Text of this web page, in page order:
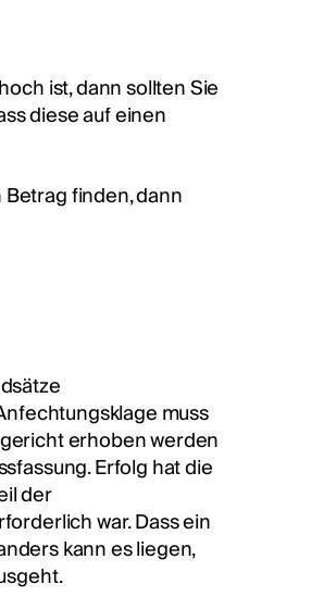
ist, dann sollten Sie
diese auf einen
finden, dann
muss
erhoben werden
Erfolg hat die
der
war. Dass ein
kann es liegen,